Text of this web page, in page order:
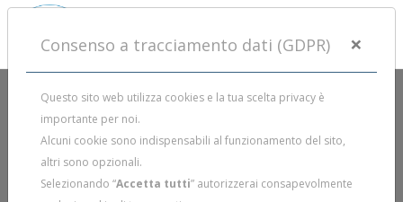
Consenso a tracciamento dati (GDPR) ×
Questo sito web utilizza cookies e la tua scelta privacy è
importante per noi.
Alcuni cookie sono indispensabili al funzionamento del sito,
altri sono opzionali.
Selezionando “Accetta tutti” autorizzerai consapevolmente